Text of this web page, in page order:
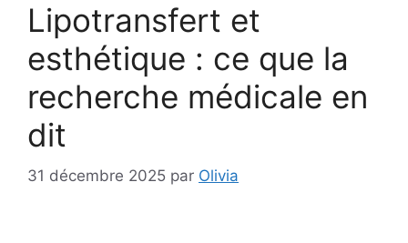
Lipotransfert et
esthétique : ce que la
recherche médicale en
dit
31 décembre 2025 par Olivia